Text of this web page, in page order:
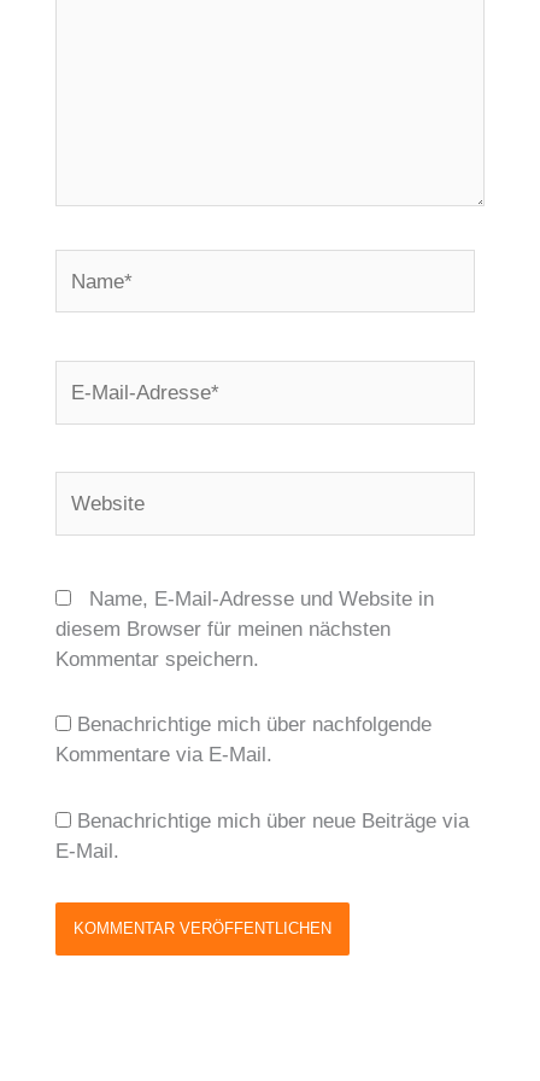
Mail-
Name, E-Mail-Adresse und Website in
diesem Browser für meinen nächsten
Kommentar speichern.
Benachrichtige mich über nachfolgende
Kommentare via E-Mail.
Benachrichtige mich über neue Beiträge via
E-Mail.